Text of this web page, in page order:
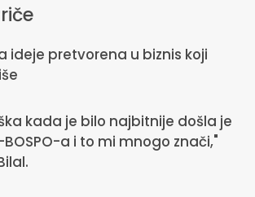
ideje pretvorena u biznis koji
kada je bilo najbitnije došla je
BOSPO-a i to mi mnogo znači,"